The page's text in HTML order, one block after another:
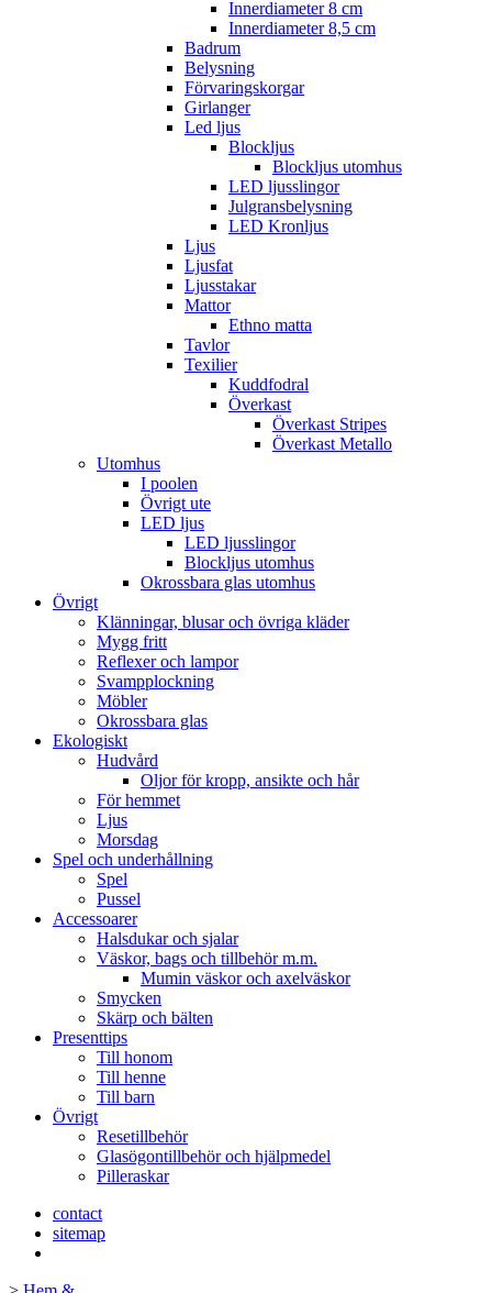
Innerdiameter 8 cm
Innerdiameter 8,5 cm
Badrum
Belysning
Förvaringskorgar
Girlanger
Led ljus
Blockljus
Blockljus utomhus
LED ljusslingor
Julgransbelysning
LED Kronljus
Ljus
Ljusfat
Ljusstakar
Mattor
Ethno matta
Tavlor
Texilier
Kuddfodral
Överkast
Överkast Stripes
Överkast Metallo
Utomhus
I poolen
Övrigt ute
LED ljus
LED ljusslingor
Blockljus utomhus
Okrossbara glas utomhus
Övrigt
Klänningar, blusar och övriga kläder
Mygg fritt
Reflexer och lampor
Svampplockning
Möbler
Okrossbara glas
Ekologiskt
Hudvård
Oljor för kropp, ansikte och hår
För hemmet
Ljus
Morsdag
Spel och underhållning
Spel
Pussel
Accessoarer
Halsdukar och sjalar
Väskor, bags och tillbehör m.m.
Mumin väskor och axelväskor
Smycken
Skärp och bälten
Presenttips
Till honom
Till henne
Till barn
Övrigt
Resetillbehör
Glasögontillbehör och hjälpmedel
Pilleraskar
contact
sitemap